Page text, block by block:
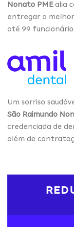
Nonato PMEalia
entregar a melhor
até 99
Um sorriso
São Raimundo
credenciada de
além de